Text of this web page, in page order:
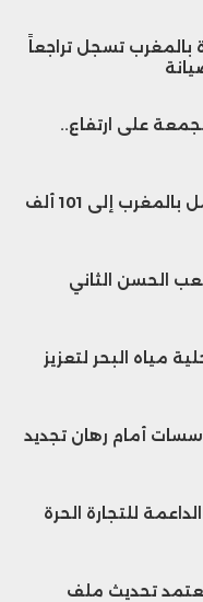
بالمغرب تسجل تراجعاً
على ارتفاع..
تراجع أعداد الأطفال في سوق العمل بالمغرب إلى 101 ألف
الحسن الثاني
36 محطة لتحلية مياه البحر لتعزيز
أمام رهان تجديد
للتجارة الحرة
تعتمد تحديث ملف